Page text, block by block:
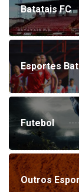
Batatais FC
Esportes
Futebol
Outros